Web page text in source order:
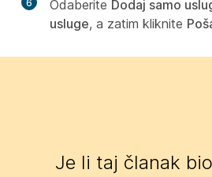
6 Odaberite Dodaj samo
usluge, a zatim kliknite
Je li taj članak